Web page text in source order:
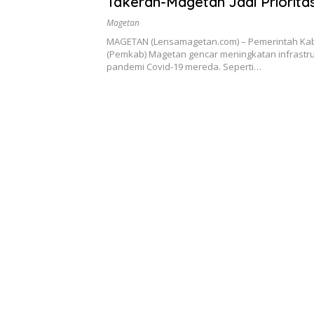
Tingkatkan Perekonomian
Magetan
MAGETAN (Lensamagetan.com) – Pemerintah
(Pemkab) Magetan gencar meningkatan
pandemi Covid-19 mereda. Seperti…